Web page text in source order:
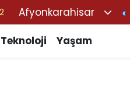
Afyonkarahisar
Teknoloji Yaşam